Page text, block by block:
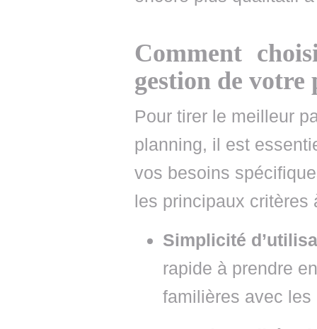
Comment
gestion de
Pour tirer le meilleur
planning, il est
vos besoins
les principaux critères
Simplicité
rapide à prendre
familières avec